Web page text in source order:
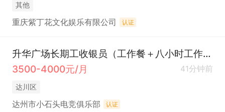
其他
重庆紫丁花文化娱乐有限公司 认证
升华广场长期工收银员（工作餐＋八小时工作制+晋升空间）
3500-4000元/月
41分钟前
达川区
达州市小石头电竞俱乐部 认证